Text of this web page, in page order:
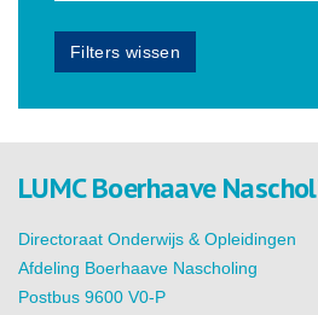
Filters wissen
LUMC Boerhaave
Directoraat Onderwijs & Opleidingen
Afdeling Boerhaave Nascholing
Postbus 9600 V0-P